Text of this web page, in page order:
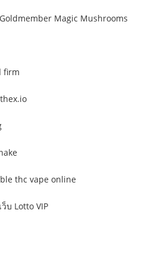
Magic Mushrooms
firm
thc vape online
บ Lotto VIP